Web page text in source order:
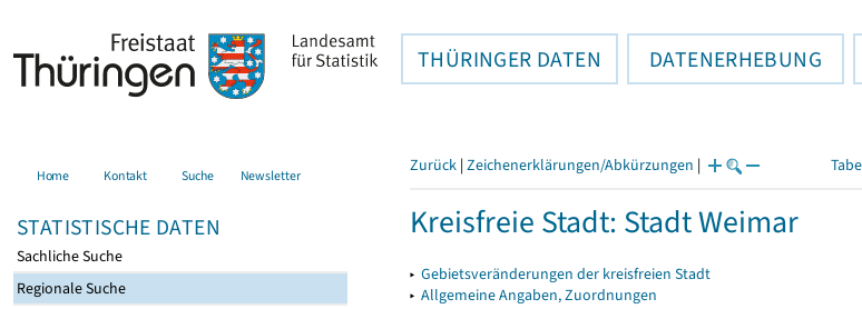
THÜRINGER DATEN DATENERHEBUNG
Home Kontakt Suche Newsletter
STATISTISCHE DATEN
Sachliche Suche
Regionale Suche
Zurück | Zeichenerklärungen/Abkürzungen |
Kreisfreie Stadt: Stadt Weimar
▸ Gebietsveränderungen der kreisfreien Stadt
▸ Allgemeine Angaben, Zuordnungen